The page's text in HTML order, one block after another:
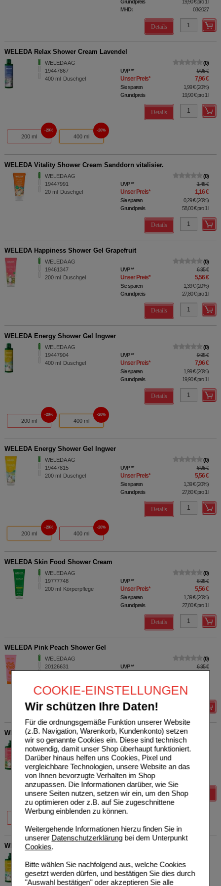
COOKIE-EINSTELLUNGEN
Wir schützen Ihre Daten!
Für die ordnungsgemäße Funktion unserer Website
(z.B. Navigation, Warenkorb, Kundenkonto) setzen
wir so genannte Cookies ein. Diese sind technisch
notwendig, damit unser Shop überhaupt funktioniert.
Darüber hinaus helfen uns Cookies, Pixel und
vergleichbare Technologien, unsere Website an das
von Ihnen bevorzugte Verhalten im Shop
anzupassen. Die Informationen darüber, wie Sie
unsere Seiten nutzen, setzen wir ein, um den Shop
zu optimieren oder z.B. auf Sie zugeschnittene
Werbung einblenden zu können.
Weitergehende Informationen hierzu finden Sie in
unserer Datenschutzerklärungbei dem Unterpunkt
Cookies.
Bitte wählen Sie nachfolgend aus, welche Cookies
gesetzt werden dürfen, und bestätigen Sie dies durch
"Auswahl bestätigen" oder akzeptieren Sie alle
Grundpreis 19,90 €pro 1 l
MHD:
03/2027
Details
WELEDA Relax Shower Cream Lavendel
WELEDA AG
19447867
400 ml Duschgel
0
UVP** 9,95 €
Unser Preis* 7,96 €
Sie sparen 1,99 €(20%)
Grundpreis
19,90 €pro 1 l
Details
200 ml
20%
400 ml
20%
WELEDA Vitality Shower Cream Sanddorn vitalisier.
WELEDA AG
19447991
20 ml Duschgel
0
UVP** 1,45 €
Unser Preis* 1,16 €
Sie sparen 0,29 €(20%)
Grundpreis
58,00 €pro 1 l
Details
WELEDA Happiness Shower Gel Grapefruit
WELEDA AG
19461347
200 ml Duschgel
0
UVP** 6,95 €
Unser Preis* 5,56 €
Sie sparen 1,39 €(20%)
Grundpreis
27,80 €pro 1 l
Details
WELEDA Energy Shower Gel Ingwer
WELEDA AG
19447904
400 ml Duschgel
0
UVP** 9,95 €
Unser Preis* 7,96 €
Sie sparen 1,99 €(20%)
Grundpreis
19,90 €pro 1 l
Details
200 ml
20%
400 ml
20%
WELEDA Energy Shower Gel Ingwer
WELEDA AG
19447815
200 ml Duschgel
0
UVP** 6,95 €
Unser Preis* 5,56 €
Sie sparen 1,39 €(20%)
Grundpreis
27,80 €pro 1 l
Details
200 ml
20%
400 ml
20%
WELEDA Skin Food Shower Cream
WELEDA AG
19777748
200 ml Körperpflege
0
UVP** 6,95 €
Unser Preis* 5,56 €
Sie sparen 1,39 €(20%)
Grundpreis
27,80 €pro 1 l
Details
WELEDA Pink Peach Shower Gel
WELEDA AG
20126631
0
UVP** 6,95 €
Grundpreis
27,80 €
Details
WELEDA Happiness Shower Gel Grapefruit
WELEDA AG
19447962
750ml Duschgel
UVP**
Unser Preis*
Sie sparen 2,99 €
Grundpreis
20% 20%
WELEDA Energy Shower Gel Ingwer
19447956
750ml Duschgel
UVP**
Unser Preis * 11,96 €
Sie sparen